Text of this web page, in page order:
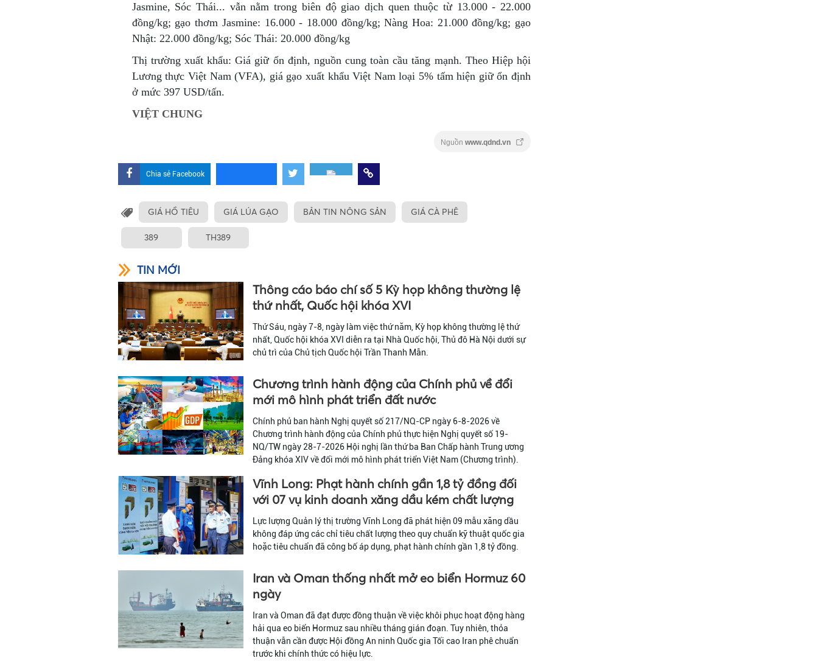
Jasmine, Sóc Thái... vẫn nằm trong biên độ giao dịch quen thuộc từ 13.000 - 22.000
đồng/kg; gạo thơm Jasmine: 16.000 - 18.000 đồng/kg; Nàng Hoa: 21.000 đồng/kg; gạo
Nhật: 22.000 đồng/kg; Sóc Thái: 20.000 đồng/kg
Thị trường xuất khẩu: Giá giữ ổn định, nguồn cung toàn cầu tăng mạnh. Theo Hiệp hội
Lương thực Việt Nam (VFA), giá gạo xuất khẩu Việt Nam loại 5% tấm hiện giữ ổn định
ở mức 397 USD/tấn.
VIỆT CHUNG
Nguồn www.qdnd.vn
Chia sẻ Facebook
GIÁ HỒ TIÊU GIÁ LÚA GẠO BẢN TIN NÔNG SẢN GIÁ CÀ PHÊ
389 TH389
TIN MỚI
Thông cáo báo chí số 5 Kỳ họp không thường lệ
thứ nhất, Quốc hội khóa XVI
Thứ Sáu, ngày 7-8, ngày làm việc thứ năm, Kỳ họp không thường lệ thứ
nhất, Quốc hội khóa XVI diễn ra tại Nhà Quốc hội, Thủ đô Hà Nội dưới sự
chủ trì của Chủ tịch Quốc hội Trần Thanh Mẫn.
Chương trình hành động của Chính phủ về đổi
mới mô hình phát triển đất nước
Chính phủ ban hành Nghị quyết số 217/NQ-CP ngày 6-8-2026 về
Chương trình hành động của Chính phủ thực hiện Nghị quyết số 19-
NQ/TW ngày 28-7-2026 Hội nghị lần thứ ba Ban Chấp hành Trung ương
Đảng khóa XIV về đổi mới mô hình phát triển Việt Nam (Chương trình).
Vĩnh Long: Phạt hành chính gần 1,8 tỷ đồng đối
với 07 vụ kinh doanh xăng dầu kém chất lượng
Lực lượng Quản lý thị trường Vĩnh Long đã phát hiện 09 mẫu xăng dầu
không đáp ứng các chỉ tiêu chất lượng theo quy chuẩn kỹ thuật quốc gia
hoặc tiêu chuẩn đã công bố áp dụng, phạt hành chính gần 1,8 tỷ đồng.
Iran và Oman thống nhất mở eo biển Hormuz 60
ngày
Iran và Oman đã đạt được đồng thuận về việc khôi phục hoạt động hàng
hải qua eo biển Hormuz sau nhiều tháng gián đoạn. Tuy nhiên, thỏa
thuận vẫn cần được Hội đồng An ninh Quốc gia Tối cao Iran phê chuẩn
trước khi chính thức có hiệu lực.